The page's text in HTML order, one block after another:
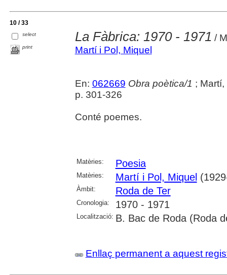
10 / 33
select
print
La Fàbrica: 1970 - 1971 /
Martí i Pol, Miquel
En: 062669 Obra poètica/1 ;
p. 301-326
Conté poemes.
Matèries: Poesia
Matèries: Martí i Pol, Miquel
Àmbit: Roda de Ter
Cronologia: 1970 - 1971
Localització: B. Bac de Roda (Roda
Enllaç permanent a aquest